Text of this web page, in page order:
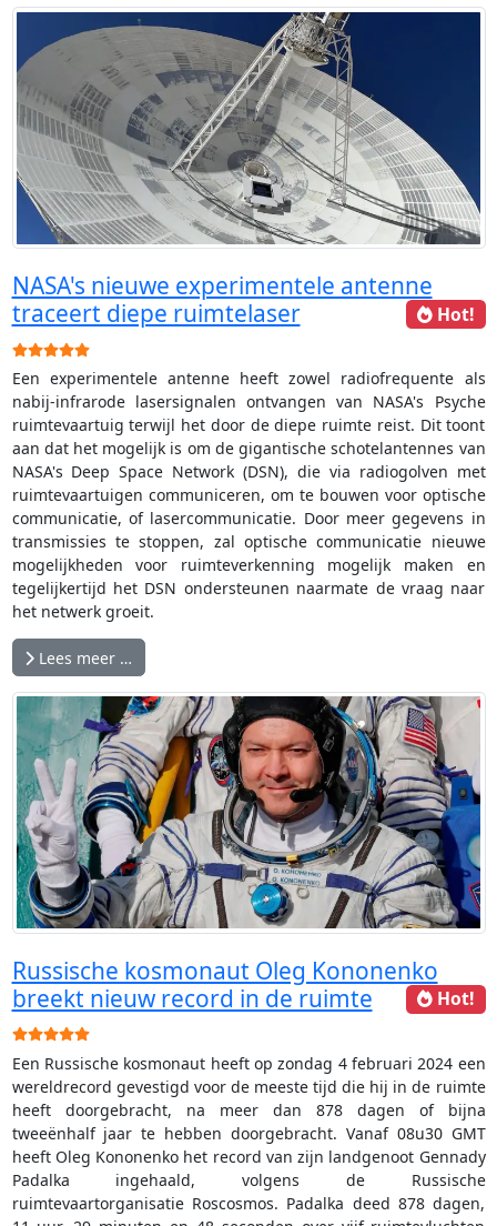
NASA's nieuwe experimentele antenne
traceert diepe ruimtelaser
Hot!
Gebruikerswaardering:
Een experimentele antenne heeft zowel radiofrequente als
nabij-infrarode lasersignalen ontvangen van NASA's Psyche
ruimtevaartuig terwijl het door de diepe ruimte reist. Dit toont
aan dat het mogelijk is om de gigantische schotelantennes van
NASA's Deep Space Network (DSN), die via radiogolven met
ruimtevaartuigen communiceren, om te bouwen voor optische
communicatie, of lasercommunicatie. Door meer gegevens in
transmissies te stoppen, zal optische communicatie nieuwe
mogelijkheden voor ruimteverkenning mogelijk maken en
tegelijkertijd het DSN ondersteunen naarmate de vraag naar
het netwerk groeit.
Lees meer …
Russische kosmonaut Oleg Kononenko
breekt nieuw record in de ruimte
Hot!
Gebruikerswaardering:
Een Russische kosmonaut heeft op zondag 4 februari 2024 een
wereldrecord gevestigd voor de meeste tijd die hij in de ruimte
heeft doorgebracht, na meer dan 878 dagen of bijna
tweeënhalf jaar te hebben doorgebracht. Vanaf 08u30 GMT
heeft Oleg Kononenko het record van zijn landgenoot Gennady
Padalka ingehaald, volgens de Russische
ruimtevaartorganisatie Roscosmos. Padalka deed 878 dagen,